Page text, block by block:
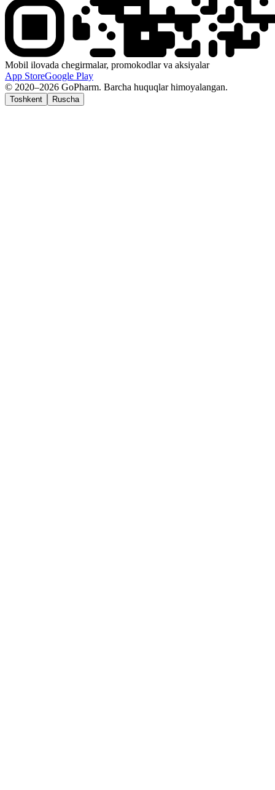
Mobil ilovada chegirmalar, promokodlar va aksiyalar
App StoreGoogle Play
© 2020–2026 GoPharm. Barcha huquqlar himoyalangan.
Toshkent Ruscha